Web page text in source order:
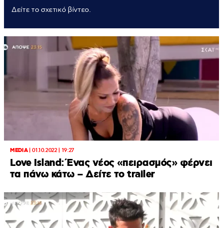
Δείτε το σχετικό βίντεο.
MEDIA|01.10.2022 | 19:27
Love Island: Ένας νέος «πειρασμός» φέρνει
τα πάνω κάτω – Δείτε το trailer